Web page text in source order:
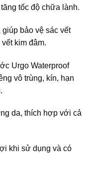
tốc độ chữa lành.
giúp bảo vệ sác vết
kim đâm.
Urgo Waterproof
vô trùng, kín, hạn
da, thích hợp với cả
khi sử dụng và có